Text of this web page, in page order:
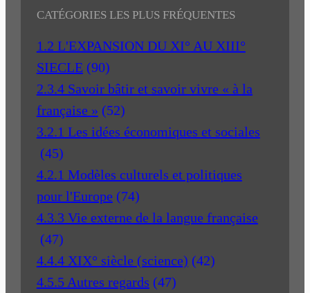
CATÉGORIES LES PLUS FRÉQUENTES
1.2 L'EXPANSION DU XI° AU XIII°
SIECLE (90)
2.3.4 Savoir bâtir et savoir vivre « à la
française » (52)
3.2.1 Les idées économiques et sociales
(45)
4.2.1 Modèles culturels et politiques
pour l'Europe (74)
4.3.3 Vie externe de la langue française
(47)
4.4.4 XIX° siècle (science) (42)
4.5.5 Autres regards (47)